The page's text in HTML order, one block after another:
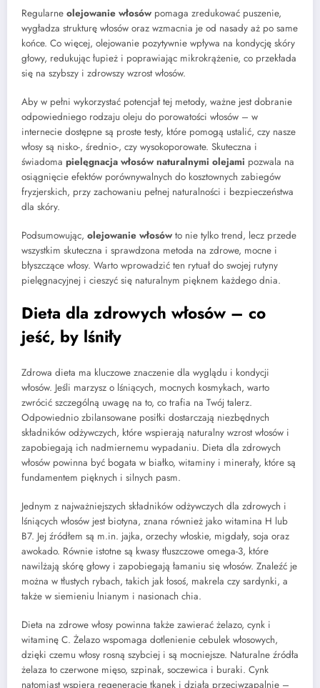
Regularne olejowanie włosów pomaga zredukować puszenie,
wygładza strukturę włosów oraz wzmacnia je od nasady aż po same
końce. Co więcej, olejowanie pozytywnie wpływa na kondycję skóry
głowy, redukując łupież i poprawiając mikrokrążenie, co przekłada
się na szybszy i zdrowszy wzrost włosów.
Aby w pełni wykorzystać potencjał tej metody, ważne jest dobranie
odpowiedniego rodzaju oleju do porowatości włosów – w
internecie dostępne są proste testy, które pomogą ustalić, czy nasze
włosy są nisko-, średnio-, czy wysokoporowate. Skuteczna i
świadoma pielęgnacja włosów naturalnymi olejami pozwala na
osiągnięcie efektów porównywalnych do kosztownych zabiegów
fryzjerskich, przy zachowaniu pełnej naturalności i bezpieczeństwa
dla skóry.
Podsumowując, olejowanie włosów to nie tylko trend, lecz przede
wszystkim skuteczna i sprawdzona metoda na zdrowe, mocne i
błyszczące włosy. Warto wprowadzić ten rytuał do swojej rutyny
pielęgnacyjnej i cieszyć się naturalnym pięknem każdego dnia.
Dieta dla zdrowych włosów – co
jeść, by lśniły
Zdrowa dieta ma kluczowe znaczenie dla wyglądu i kondycji
włosów. Jeśli marzysz o lśniących, mocnych kosmykach, warto
zwrócić szczególną uwagę na to, co trafia na Twój talerz.
Odpowiednio zbilansowane posiłki dostarczają niezbędnych
składników odżywczych, które wspierają naturalny wzrost włosów i
zapobiegają ich nadmiernemu wypadaniu. Dieta dla zdrowych
włosów powinna być bogata w białko, witaminy i minerały, które są
fundamentem pięknych i silnych pasm.
Jednym z najważniejszych składników odżywczych dla zdrowych i
lśniących włosów jest biotyna, znana również jako witamina H lub
B7. Jej źródłem są m.in. jajka, orzechy włoskie, migdały, soja oraz
awokado. Równie istotne są kwasy tłuszczowe omega-3, które
nawilżają skórę głowy i zapobiegają łamaniu się włosów. Znaleźć je
można w tłustych rybach, takich jak łosoś, makrela czy sardynki, a
także w siemieniu lnianym i nasionach chia.
Dieta na zdrowe włosy powinna także zawierać żelazo, cynk i
witaminę C. Żelazo wspomaga dotlenienie cebulek włosowych,
dzięki czemu włosy rosną szybciej i są mocniejsze. Naturalne źródła
żelaza to czerwone mięso, szpinak, soczewica i buraki. Cynk
natomiast wspiera regenerację tkanek i działa przeciwzapalnie –